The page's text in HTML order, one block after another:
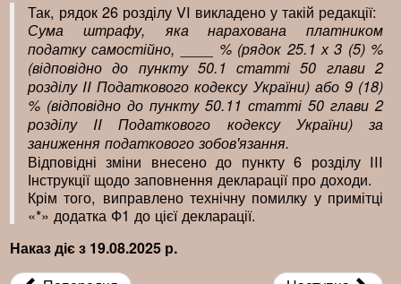
Так, рядок 26 розділу VI викладено у такій редакції:
Сума штрафу, яка нарахована платником
податку самостійно, ____ % (рядок 25.1 х 3 (5) %
(відповідно до пункту 50.1 статті 50 глави 2
розділу II Податкового кодексу України) або 9 (18)
% (відповідно до пункту 50.11 статті 50 глави 2
розділу II Податкового кодексу України) за
заниження податкового зобов'язання.
Відповідні зміни внесено до пункту 6 розділу III
Інструкції щодо заповнення декларації про доходи.
Крім того, виправлено технічну помилку у примітці
«*» додатка Ф1 до цієї декларації.
Наказ діє з 19.08.2025 р.